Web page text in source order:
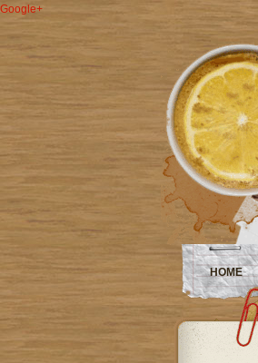
Google+
HOME